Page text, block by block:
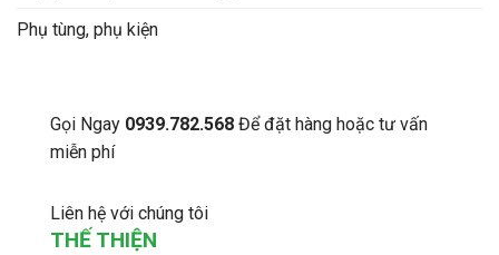
Phụ tùng, phụ kiện
Gọi Ngay 0939.782.568 Để đặt hàng hoặc tư vấn
miễn phí
Liên hệ với chúng tôi
THẾ THIỆN